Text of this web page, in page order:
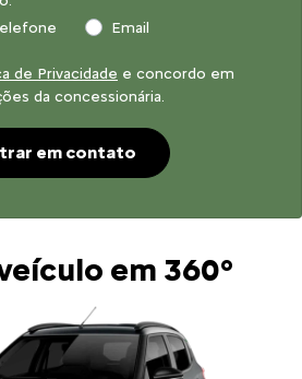
Email
de Privacidade e concordo em
da concessionária.
em contato
em 360°